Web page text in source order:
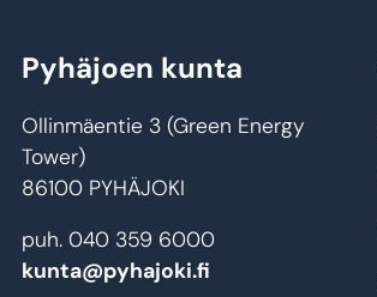
Pyhäjoen kunta
Ollinmäentie 3 (Green Energy
Tower)
86100 PYHÄJOKI
puh. 040 359 6000
kunta@pyhajoki.fi